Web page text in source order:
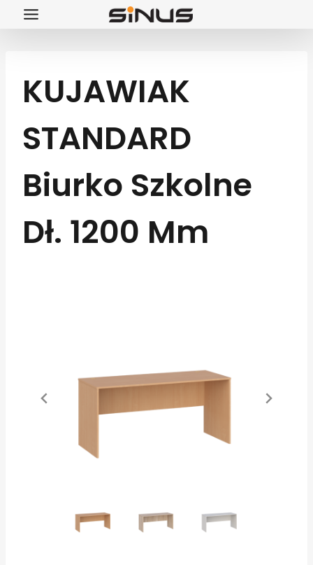
Przejdź
KUJAWIAK
STANDARD
Biurko Szkolne
Dł. 1200 Mm